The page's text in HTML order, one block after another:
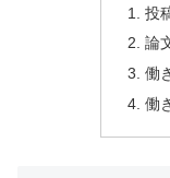
投
論
働
働